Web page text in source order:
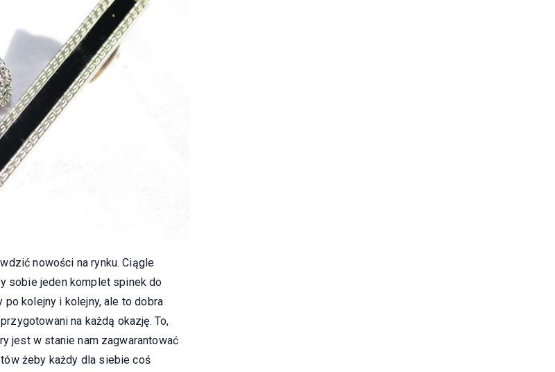
nowości na rynku. Ciągle
sobie jeden komplet spinek do
kolejny i kolejny, ale to dobra
na każdą okazję. To,
jest w stanie nam zagwarantować
żeby każdy dla siebie coś